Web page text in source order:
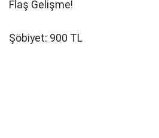
Flaş Gelişme!
Şöbiyet: 900 TL